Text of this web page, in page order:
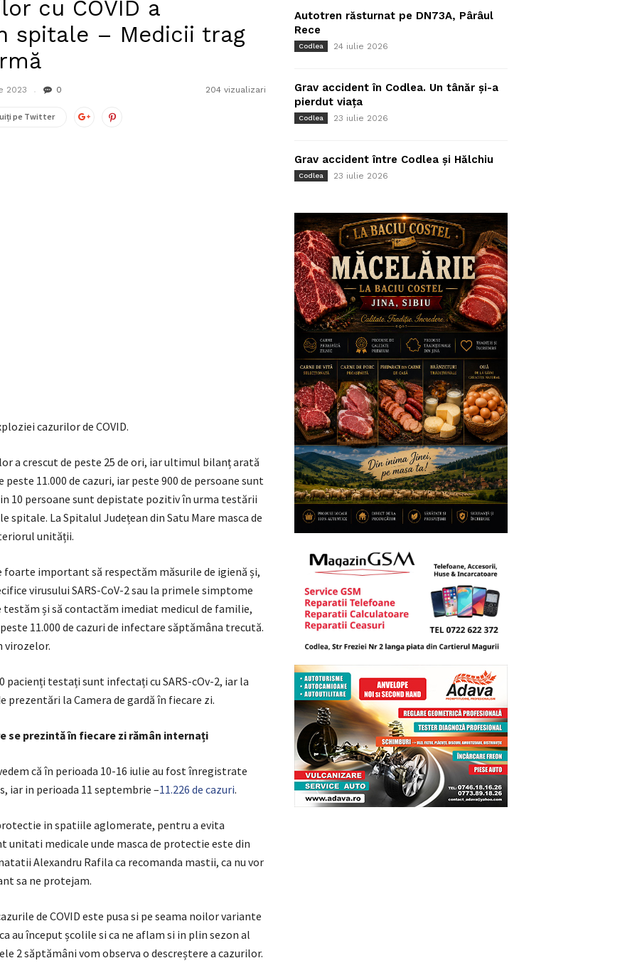
cu COVID a
spitale – Medicii trag
2023 0 204 vizualizari
pe Twitter
cazurilor de COVID.
a crescut de peste 25 de ori, iar ultimul bilanț arată
11.000 de cazuri, iar peste 900 de persoane sunt
10 persoane sunt depistate pozitiv în urma testării
spitale. La Spitalul Județean din Satu Mare masca de
unității.
foarte important să respectăm măsurile de igienă și,
virusului SARS-CoV-2 sau la primele simptome
testăm și să contactăm imediat medicul de familie,
11.000 de cazuri de infectare săptămâna trecută.
virozelor.
pacienți testați sunt infectați cu SARS-cOv-2, iar la
prezentări la Camera de gardă în fiecare zi.
se prezintă în fiecare zi rămân internați
că în perioada 10-16 iulie au fost înregistrate
iar in perioada 11 septembrie –11.226 de cazuri.
in spatiile aglomerate, pentru a evita
unitati medicale unde masca de protectie este din
Alexandru Rafila ca recomanda mastii, ca nu vor
sa ne protejam.
de COVID este pusa si pe seama noilor variante
au început școlile si ca ne aflam si in plin sezon al
2 săptămâni vom observa o descreștere a cazurilor.
Autotren răsturnat pe DN73A, Pârâul
Rece
Codlea 24 iulie 2026
Grav accident în Codlea. Un tânăr și-a
pierdut viața
Codlea 23 iulie 2026
Grav accident între Codlea și Hălchiu
Codlea 23 iulie 2026